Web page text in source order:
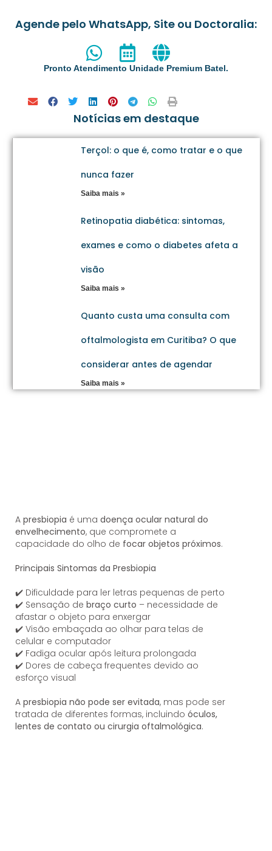
Agende pelo WhatsApp, Site ou Doctoralia:
Pronto Atendimento Unidade Premium Batel.
Notícias em destaque
Terçol: o que é, como tratar e o que
nunca fazer
Saiba mais »
Retinopatia diabética: sintomas,
exames e como o diabetes afeta a
visão
Saiba mais »
Quanto custa uma consulta com
oftalmologista em Curitiba? O que
considerar antes de agendar
Saiba mais »
A presbiopia é uma doença ocular natural do
envelhecimento, que compromete a
capacidade do olho de focar objetos próximos.
Principais Sintomas da Presbiopia
✔️ Dificuldade para ler letras pequenas de perto
✔️ Sensação de braço curto – necessidade de
afastar o objeto para enxergar
✔️ Visão embaçada ao olhar para telas de
celular e computador
✔️ Fadiga ocular após leitura prolongada
✔️ Dores de cabeça frequentes devido ao
esforço visual
A presbiopia não pode ser evitada, mas pode ser
tratada de diferentes formas, incluindo óculos,
lentes de contato ou cirurgia oftalmológica.